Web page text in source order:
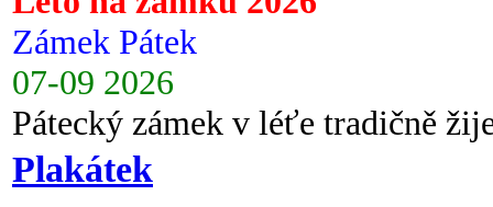
Zámek Pátek
07-09 2026
Pátecký zámek v léťe tradičně
Plakátek